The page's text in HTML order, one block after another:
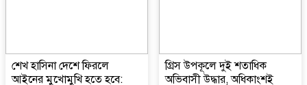
শেখ হাসিনা দেশে ফিরলে
আইনের মুখোমুখি হতে হবে:
গ্রিস উপকূলে দুই শতাধিক
অভিবাসী উদ্ধার, অধিকাংশই